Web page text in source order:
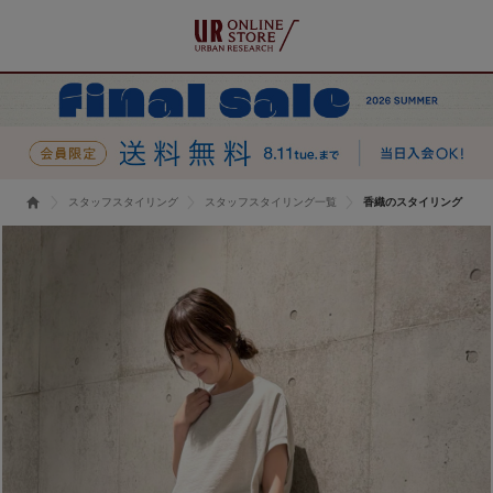
スタッフスタイリング スタッフスタイリング一覧 香織のスタイリング